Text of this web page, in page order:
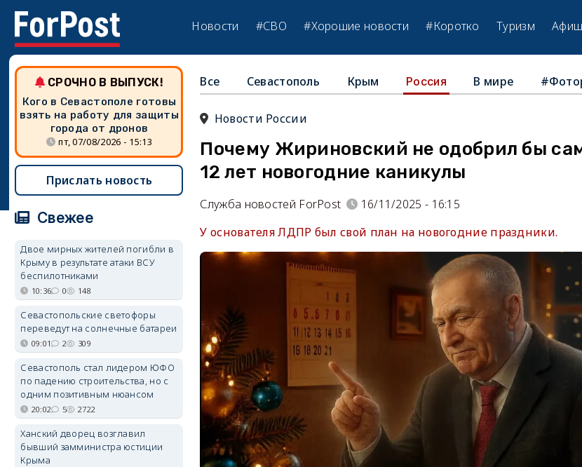
Новости #СВО #Хорошие новости #Коротко Туризм
Все Севастополь Крым Россия В мире
Новости России
Почему Жириновский не одобрил бы
12 лет новогодние каникулы
Служба новостей ForPost
16/11/2025 - 16:15
У основателя ЛДПР был свой план на новогодние праздники.
СРОЧНО В ВЫПУСК!
Кого в Севастополе готовы
взять на работу для защиты
города от дронов
пт, 07/08/2026 - 15:13
Прислать новость
Свежее
Двое мирных жителей погибли в
Крыму в результате атаки ВСУ
беспилотниками
10:36 0 148
Севастопольские светофоры
переведут на солнечные батареи
09:01 2 309
Севастополь стал лидером ЮФО
по падению строительства, но с
одним позитивным нюансом
20:02 5 2722
Ханский дворец возглавил
бывший замминистра юстиции
Крыма